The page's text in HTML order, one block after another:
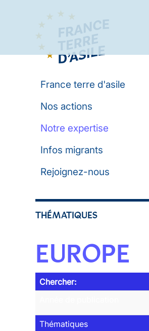
France terre d'asile
Nos actions
Notre expertise
Infos migrants
Rejoignez-nous
THÉMATIQUES
EUROPE
Chercher:
Thématiques